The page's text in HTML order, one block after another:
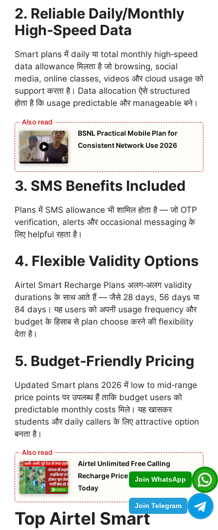
Join WhatsApp
Join Telegram
2. Reliable Daily/Monthly
High‑Speed Data
Smart plans में daily या total monthly high‑speed
data allowance मिलता है जो browsing, social
media, online classes, videos और cloud usage को
support करता है। Data allocation ऐसे structured
होता है कि usage predictable और manageable बने।
BSNL Practical Mobile Plan for
Consistent Network Use 2026
3. SMS Benefits Included
Plans में SMS allowance भी शामिल होता है — जो OTP
verification, alerts और occasional messaging के
लिए helpful रहता है।
4. Flexible Validity Options
Airtel Smart Recharge Plans अलग‑अलग validity
durations के साथ आते हैं — जैसे 28 days, 56 days या
84 days। यह users को अपनी usage frequency और
budget के हिसाब से plan choose करने की flexibility
देता है।
5. Budget‑Friendly Pricing
Updated Smart plans 2026 में low to mid‑range
price points पर उपलब्ध हैं ताकि budget users को
predictable monthly costs मिले। यह खासकर
students और daily callers के लिए attractive option
बनता है।
Airtel Unlimited Free Calling
Recharge Price List: Latest Plans
Today
Top Airtel Smart